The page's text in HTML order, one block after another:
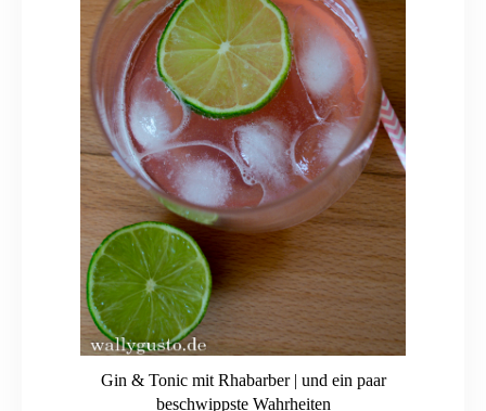
Gin & Tonic mit Rhabarber | und ein paar
beschwippste Wahrheiten